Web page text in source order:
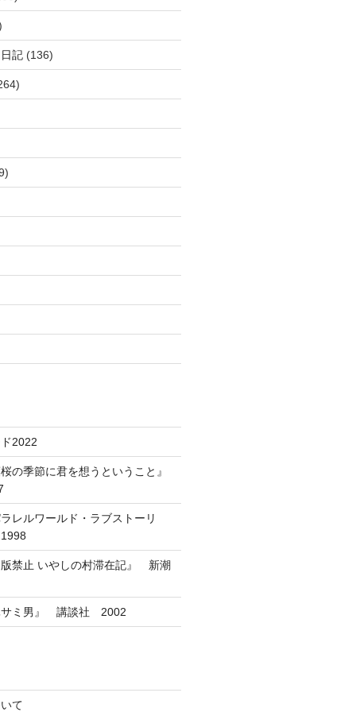
記(136)
2022
の季節に君を想うということ』
レルワールド・ラブストーリ
禁止 いやしの村滞在記』 新潮
ミ男』 講談社 2002
て